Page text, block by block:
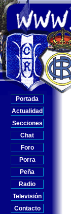
Portada
Actualidad
Secciones
Chat
Foro
Porra
Peña
Radio
Televisión
Contacto